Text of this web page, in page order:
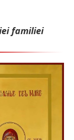
familiei